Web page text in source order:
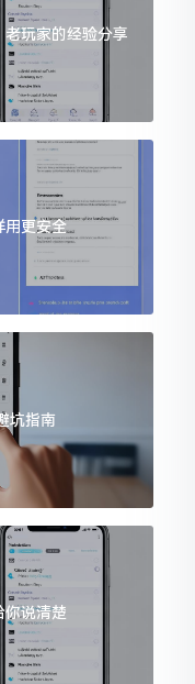
玩家的经验分享
用更安全
坑指南
说清楚